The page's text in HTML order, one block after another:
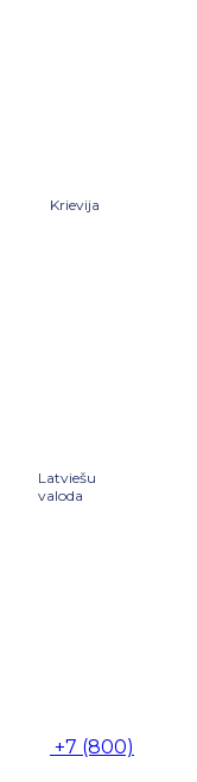
Krievija
Latviešu
valoda
+7 (800)